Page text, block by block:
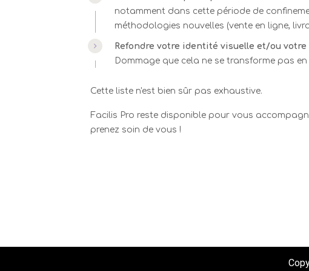
notamment dans cette période de
méthodologies nouvelles (vente en ligne,
Refondre votre identité visuelle et/ou
Dommage que cela ne se transforme pas en
Cette liste n'est bien sûr pas exhaustive.
Facilis Pro reste disponible pour vous
prenez soin de vous !